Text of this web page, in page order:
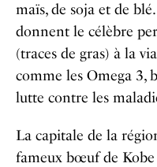
maïs, de soja et de
donnent le célèbre
(traces de gras) à la
comme les Omega 3,
lutte contre les
La capitale de la
fameux bœuf de Kobe